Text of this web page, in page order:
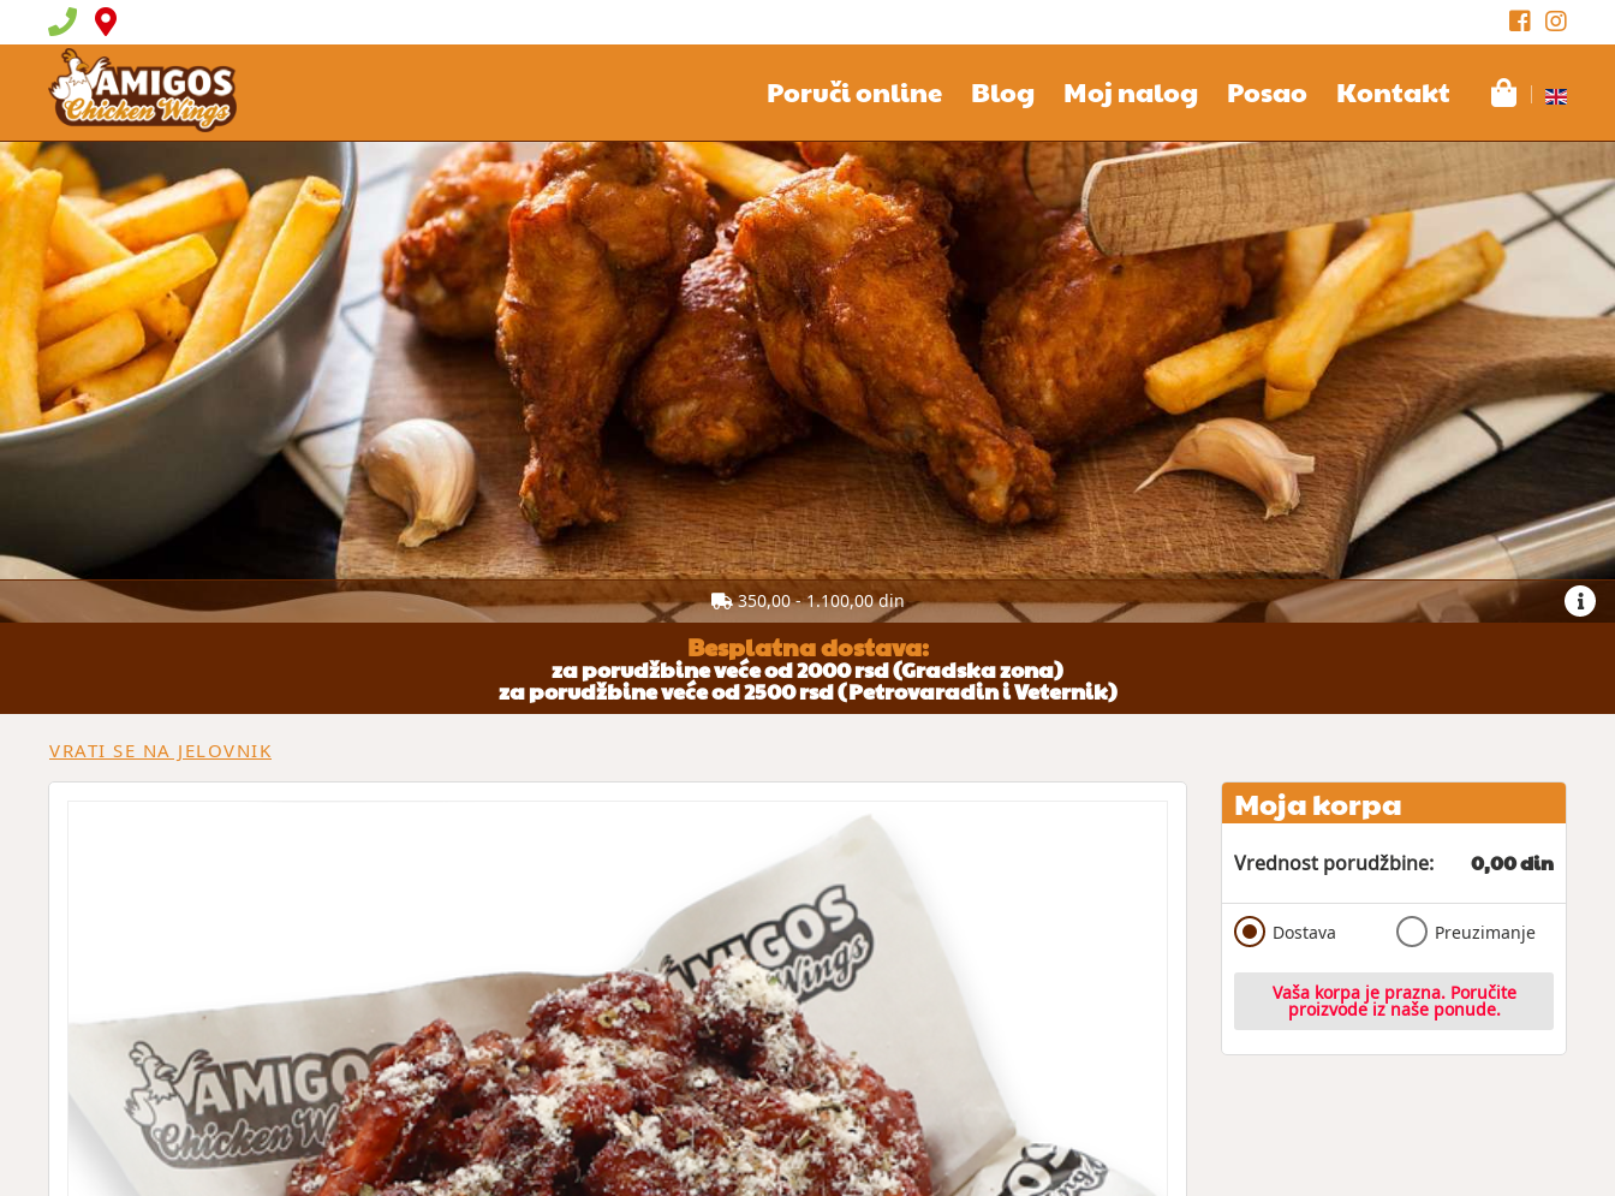
Poruči online Blog Moj nalog Posao Kontakt
350,00 - 1.100,00 din
Besplatna dostava:
za porudžbine veće od 2000 rsd (Gradska zona)
za porudžbine veće od 2500 rsd (Petrovaradin i Veternik)
VRATI SE NA JELOVNIK
Moja korpa
Vrednost porudžbine: 0,00 din
Dostava Preuzimanje
Vaša korpa je prazna. Poručite
proizvode iz naše ponude.